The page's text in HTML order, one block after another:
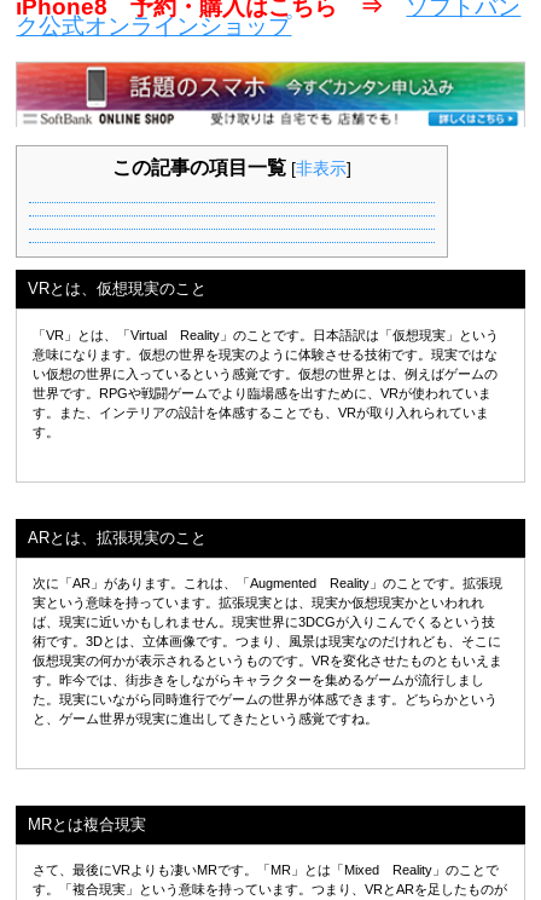
iPhone8 予約・購入はこちら ⇒ ソフトバン
ク公式オンラインショップ
この記事の項目一覧 [非表示]
VRとは、仮想現実のこと
「VR」とは、「Virtual Reality」のことです。日本語訳は「仮想現実」という
意味になります。仮想の世界を現実のように体験させる技術です。現実ではな
い仮想の世界に入っているという感覚です。仮想の世界とは、例えばゲームの
世界です。RPGや戦闘ゲームでより臨場感を出すために、VRが使われていま
す。また、インテリアの設計を体感することでも、VRが取り入れられていま
す。
ARとは、拡張現実のこと
次に「AR」があります。これは、「Augmented Reality」のことです。拡張現
実という意味を持っています。拡張現実とは、現実か仮想現実かといわれれ
ば、現実に近いかもしれません。現実世界に3DCGが入りこんでくるという技
術です。3Dとは、立体画像です。つまり、風景は現実なのだけれども、そこに
仮想現実の何かが表示されるというものです。VRを変化させたものともいえま
す。昨今では、街歩きをしながらキャラクターを集めるゲームが流行しまし
た。現実にいながら同時進行でゲームの世界が体感できます。どちらかという
と、ゲーム世界が現実に進出してきたという感覚ですね。
MRとは複合現実
さて、最後にVRよりも凄いMRです。「MR」とは「Mixed Reality」のことで
す。「複合現実」という意味を持っています。つまり、VRとARを足したものが